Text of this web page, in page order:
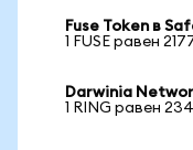
Fuse Token в
1 FUSE равен
Darwinia
1 RING равен